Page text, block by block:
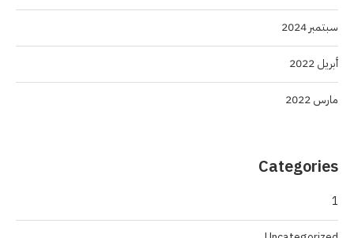
سبتمبر 2024
أبريل 2022
مارس 2022
Categories
1